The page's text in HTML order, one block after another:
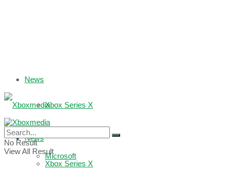
News
Xbox Series X
Microsoft
News
Xbox Series X
No Result
View All Result